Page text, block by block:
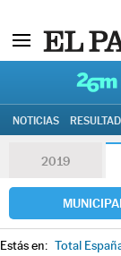
NOTICIAS
2019
Estás en: Total